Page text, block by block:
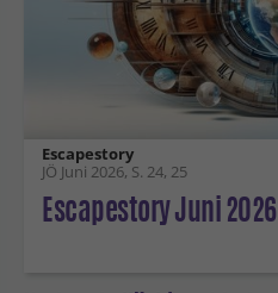
Escapestory
JÖ Juni 2026, S. 24, 25
Escapestory Juni 2026